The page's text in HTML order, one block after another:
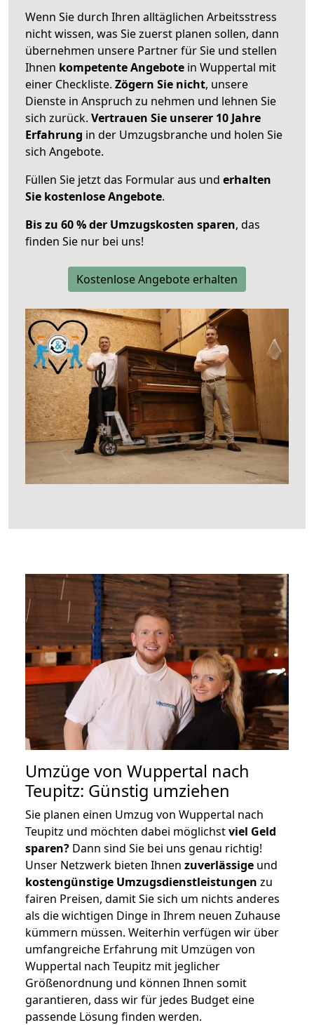
Wenn Sie durch Ihren alltäglichen Arbeitsstress
nicht wissen, was Sie zuerst planen sollen, dann
übernehmen unsere Partner für Sie und stellen
Ihnen kompetente Angebote in Wuppertal mit
einer Checkliste. Zögern Sie nicht, unsere
Dienste in Anspruch zu nehmen und lehnen Sie
sich zurück. Vertrauen Sie unserer 10 Jahre
Erfahrung in der Umzugsbranche und holen Sie
sich Angebote.
Füllen Sie jetzt das Formular aus und erhalten
Sie kostenlose Angebote.
Bis zu 60 % der Umzugskosten sparen, das
finden Sie nur bei uns!
Kostenlose Angebote erhalten
Umzüge von Wuppertal nach
Teupitz: Günstig umziehen
Sie planen einen Umzug von Wuppertal nach
Teupitz und möchten dabei möglichstviel Geld
sparen? Dann sind Sie bei uns genau richtig!
Unser Netzwerk bieten Ihnen zuverlässige und
kostengünstige Umzugsdienstleistungen zu
fairen Preisen, damit Sie sich um nichts anderes
als die wichtigen Dinge in Ihrem neuen Zuhause
kümmern müssen. Weiterhin verfügen wir über
umfangreiche Erfahrung mit Umzügen von
Wuppertal nach Teupitz mit jeglicher
Größenordnung und können Ihnen somit
garantieren, dass wir für jedes Budget eine
passende Lösung finden werden.